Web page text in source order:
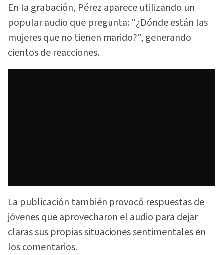
En la grabación, Pérez aparece utilizando un
popular audio que pregunta: "¿Dónde están las
mujeres que no tienen marido?", generando
cientos de reacciones.
La publicación también provocó respuestas de
jóvenes que aprovecharon el audio para dejar
claras sus propias situaciones sentimentales en
los comentarios.